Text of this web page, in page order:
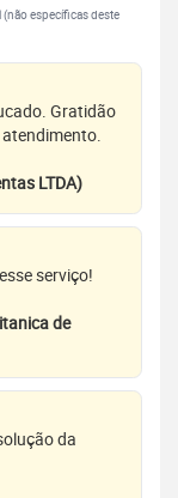
(não específicas deste
Gratidão
atendimento.
LTDA)
serviço!
de
da